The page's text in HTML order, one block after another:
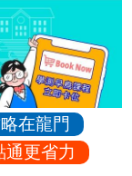
在龍門
通更省力